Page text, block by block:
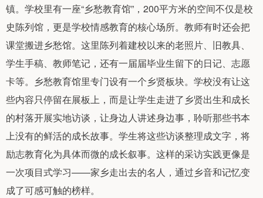
镇。学校里有一座“乡愁教育馆”，200平方米的空间不仅是校
史陈列馆，更是学校情感教育的核心场所。教师有时还会把
课堂搬进乡愁馆。这里陈列着建校以来的老照片、旧教具、
学生手稿、教师笔记，还有一届届毕业生留下的日记、志愿
卡等。乡愁教育馆里专门设有一个乡贤板块。学校没有让这
些内容只停留在展板上，而是让学生走进了乡贤出生和成长
的村落开展实地访谈，让身边人讲述身边事，聆听那些书本
上没有的鲜活的成长故事。学生将这些访谈整理成文字，将
励志教育化为具体而微的成长叙事。这样的采访实践更像是
一次项目式学习——家乡走出去的名人，通过乡音和记忆变
成了可感可触的榜样。